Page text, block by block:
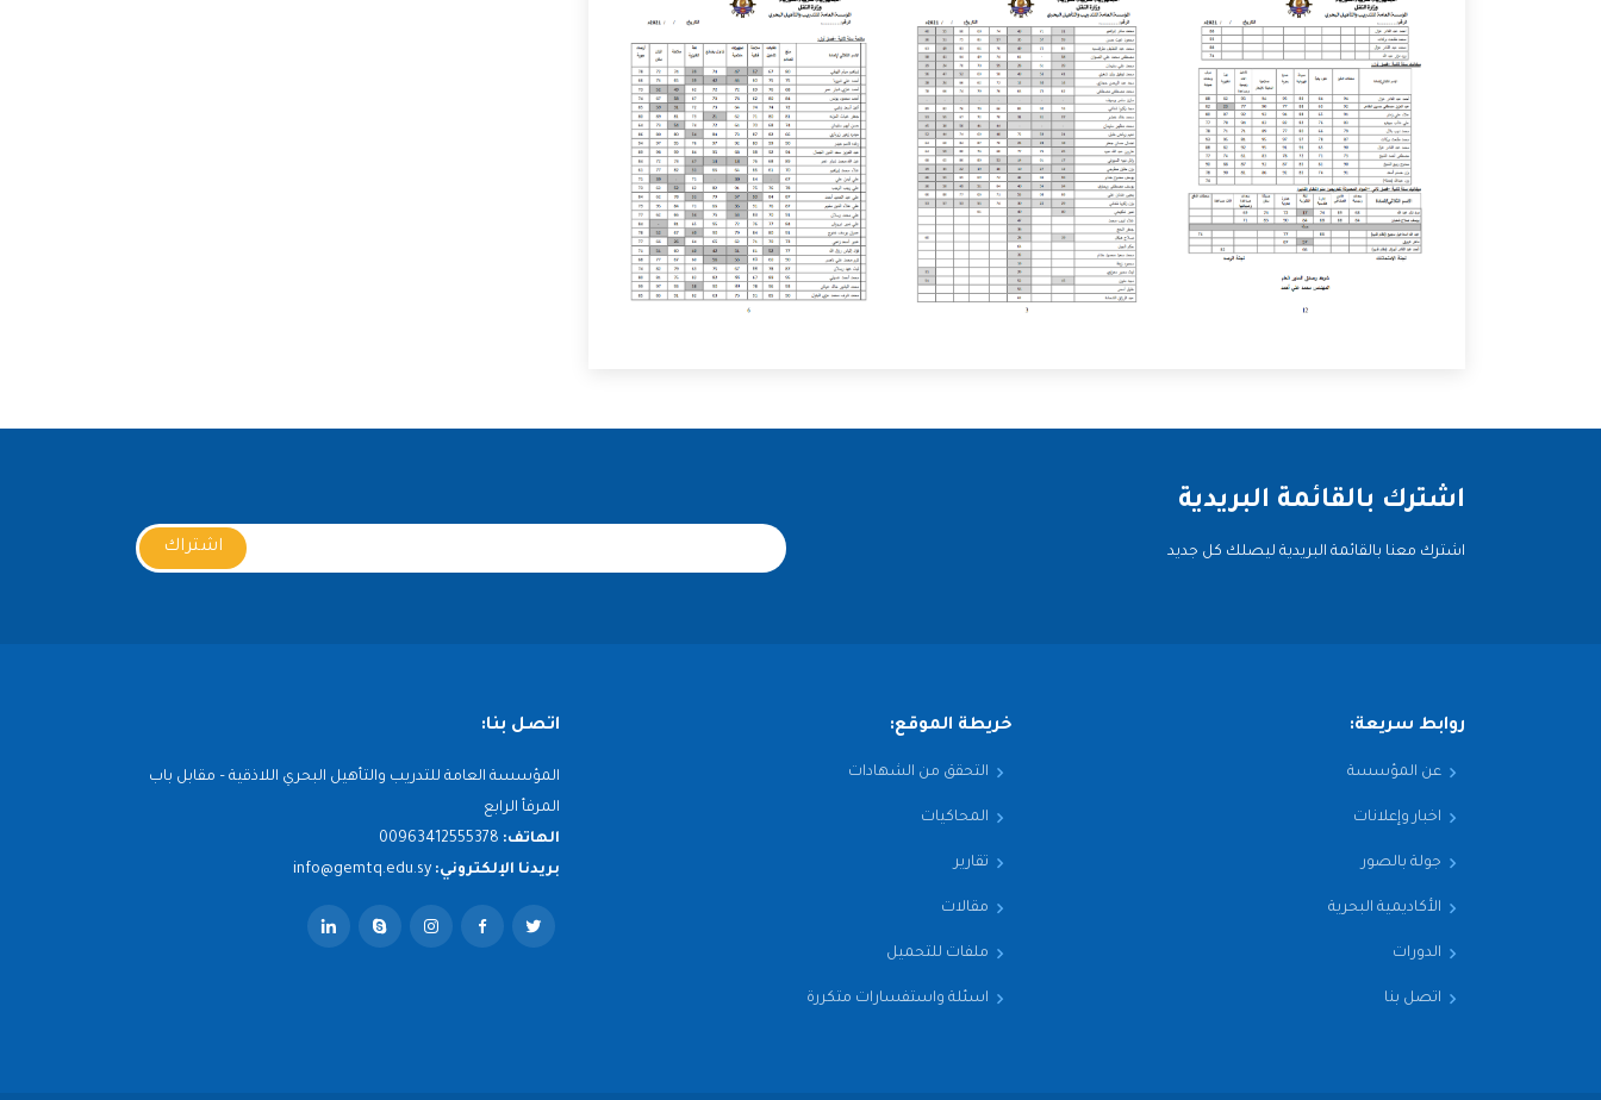
اشترك بالقائمة البريدية
اشترك معنا بالقائمة البريدية ليصلك كل جديد
روابط سريعة:
عن المؤسسة
اخبار وإعلانات
جولة بالصور
الأكاديمية البحرية
الدورات
اتصل بنا
خريطة الموقع:
التحقق من الشهادات
المحاكيات
تقارير
مقالات
ملفات للتحميل
اسئلة واستفسارات متكررة
اتصل بنا:
المؤسسة العامة للتدريب والتأهيل البحري اللاذقية – مقابل باب
المرفأ الرابع
الهاتف:
بريدنا الإلكتروني: